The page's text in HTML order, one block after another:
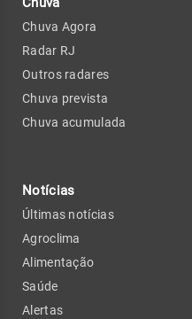
Chuva Agora
Radar RJ
Outros radares
Chuva prevista
Chuva acumulada
Notícias
Últimas notícias
Agroclima
Alimentação
Saúde
Alertas